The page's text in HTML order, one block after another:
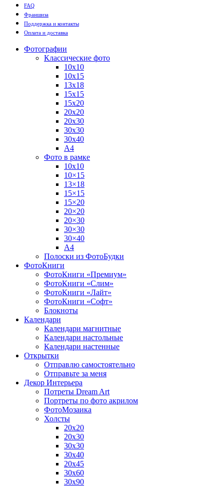
FAQ
Франшиза
Поддержка и контакты
Оплата и доставка
Фотографии
Классические фото
10х10
10х15
13х18
15х15
15х20
20х20
20х30
30х30
30х40
А4
Фото в рамке
10х10
10×15
13×18
15×15
15×20
20×20
20×30
30×30
30×40
A4
Полоски из ФотоБудки
ФотоКниги
ФотоКниги «Премиум»
ФотоКниги «Слим»
ФотоКниги «Лайт»
ФотоКниги «Софт»
Блокноты
Календари
Календари магнитные
Календари настольные
Календари настенные
Открытки
Отправлю самостоятельно
Отправьте за меня
Декор Интерьера
Потреты Dream Art
Портреты по фото акрилом
ФотоМозаика
Холсты
20х20
20х30
30х30
30х40
20х45
30х60
30х90